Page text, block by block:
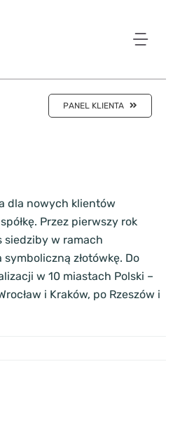
PANEL KLIENTA
BIURO
Z USŁUGAMI
dla nowych klientów
Przez pierwszy rok
siedziby w ramach
złotówkę. Do
w 10 miastach Polski –
i Kraków, po Rzeszów i